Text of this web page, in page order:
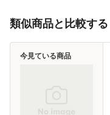
類似商品と比較する
今見ている商品